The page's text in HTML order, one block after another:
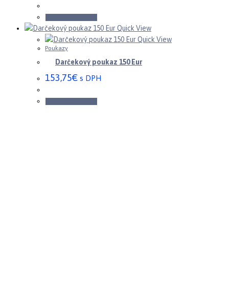
Quick View
Quick View
Poukazy
Darčekový poukaz 150 Eur
153,75€ s DPH